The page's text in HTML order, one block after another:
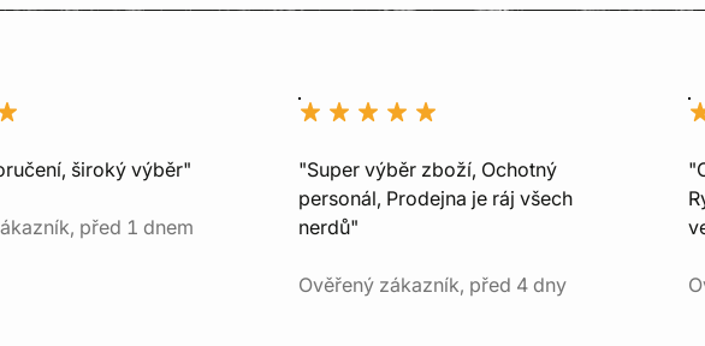
široký výběr"
před 1 dnem
"Super výběr zboží, Ochotný
personál, Prodejna je ráj všech
nerdů"
Ověřený zákazník, před 4 dny